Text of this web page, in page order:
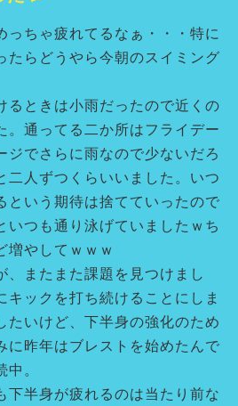
っちゃ疲れてるなぁ・・・特に
たらどうやら今朝のスイミング
るときは小雨だったので近くの
。通ってる二か所はフライデー
ジでさらに雨なので少ないだろ
二人ずつくらいいました。いつ
という期待は捨てていったので
いつも通り泳げていましたｗち
増やしてｗｗｗ
、またまた課題を見つけまし
キックを打ち続けることにしま
たいけど、下半身の強化のため
に昨年はブレストを始めたんで
。
下半身が疲れるのは当たり前な